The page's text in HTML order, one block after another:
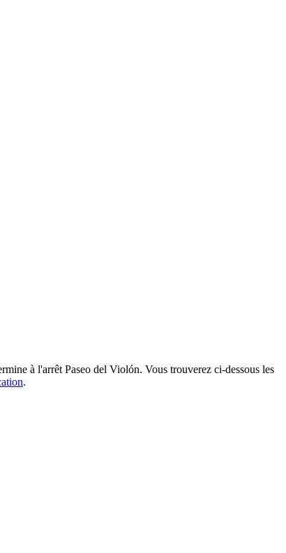
à l'arrêt Paseo del Violón. Vous trouverez ci-dessous les
.